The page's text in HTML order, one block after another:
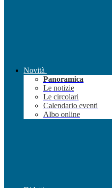
Novità
Panoramica
Le notizie
Le circolari
Calendario eventi
Albo online